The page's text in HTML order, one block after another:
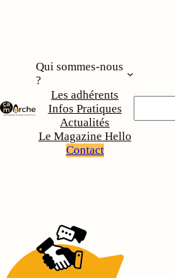
Qui sommes-nous
?
Les adhérents
Infos Pratiques
Actualités
Le Magazine Hello
Contact